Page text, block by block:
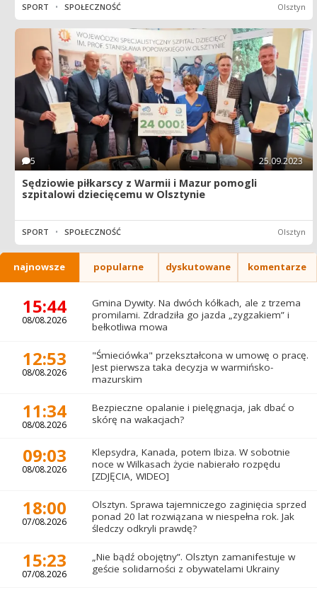
SPORT • SPOŁECZNOŚĆ Olsztyn
5 25.09.2023
Sędziowie piłkarscy z Warmii i Mazur pomogli
szpitalowi dziecięcemu w Olsztynie
SPORT • SPOŁECZNOŚĆ Olsztyn
najnowsze popularne dyskutowane komentarze
15:44
08/08.2026
Gmina Dywity. Na dwóch kółkach, ale z trzema
promilami. Zdradziła go jazda „zygzakiem” i
bełkotliwa mowa
12:53
08/08.2026
"Śmieciówka" przekształcona w umowę o pracę.
Jest pierwsza taka decyzja w warmińsko-
mazurskim
11:34
08/08.2026
Bezpieczne opalanie i pielęgnacja, jak dbać o
skórę na wakacjach?
09:03
08/08.2026
Klepsydra, Kanada, potem Ibiza. W sobotnie
noce w Wilkasach życie nabierało rozpędu
[ZDJĘCIA, WIDEO]
18:00
07/08.2026
Olsztyn. Sprawa tajemniczego zaginięcia sprzed
ponad 20 lat rozwiązana w niespełna rok. Jak
śledczy odkryli prawdę?
15:23
07/08.2026
„Nie bądź obojętny”. Olsztyn zamanifestuje w
geście solidarności z obywatelami Ukrainy